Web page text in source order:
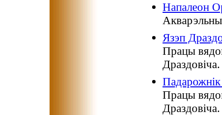
Напалеон
Язэп
Працы
Драздовіча.
Працы
Драздовіча.